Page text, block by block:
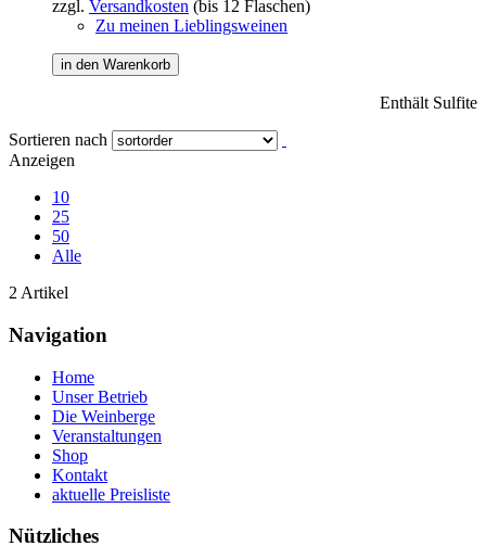
zzgl. Versandkosten (bis 12 Flaschen)
Zu meinen Lieblingsweinen
in den Warenkorb
Enthält Sulfite
Sortieren nach
Anzeigen
10
25
50
Alle
2 Artikel
Navigation
Home
Unser Betrieb
Die Weinberge
Veranstaltungen
Shop
Kontakt
aktuelle Preisliste
Nützliches